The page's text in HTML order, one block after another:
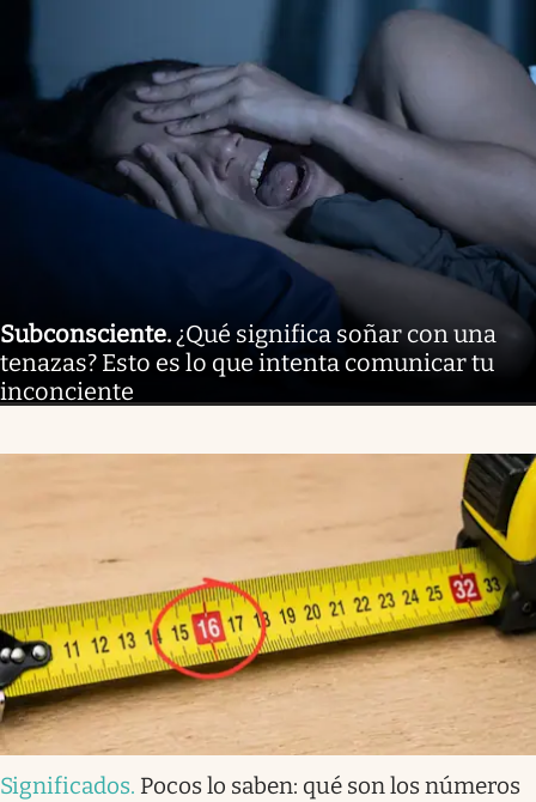
Subconsciente. ¿Qué significa soñar con una
tenazas? Esto es lo que intenta comunicar tu
inconciente
Significados. Pocos lo saben: qué son los números